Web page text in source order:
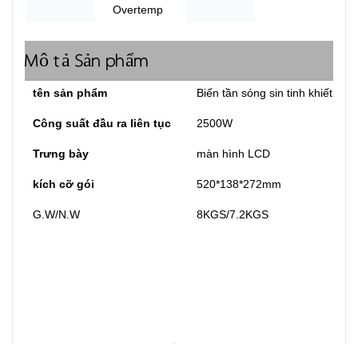
Overtemp
Mô tả Sản phẩm
tên sản phẩm Biến tần sóng sin tinh khiết
Công suất đầu ra liên tục 2500W
Trưng bày màn hình LCD
kích cỡ gói 520*138*272mm
G.W/N.W 8KGS/7.2KGS